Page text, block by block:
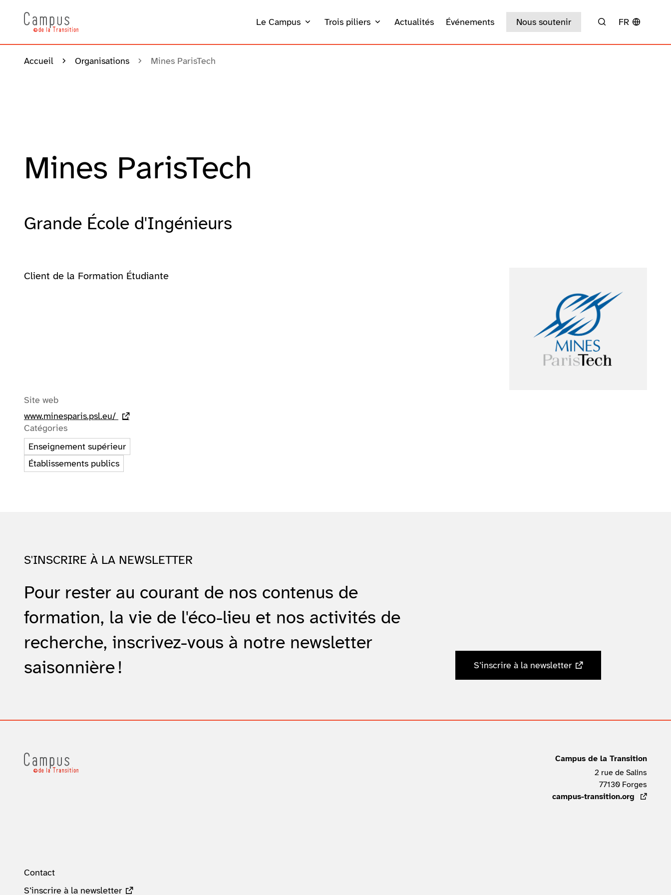
Le Campus Trois piliers Actualités Événements Nous soutenir Rechercher
FR
Accueil Organisations Mines ParisTech
Mines ParisTech
Grande École d'Ingénieurs
Client de la Formation Étudiante
Catégories
Enseignement supérieur
Établissements publics
Site web
www.minesparis.psl.eu/ - lien externe
S'INSCRIRE À LA NEWSLETTER
Pour rester au courant de nos contenus de
formation, la vie de l'éco-lieu et nos activités de
recherche, inscrivez-vous à notre newsletter
saisonnière !
S’inscrire à la newsletter
Campus de la Transition
2 rue de Salins
77130 Forges
campus-transition.org
- lien
Contact
S’inscrire à la newsletter